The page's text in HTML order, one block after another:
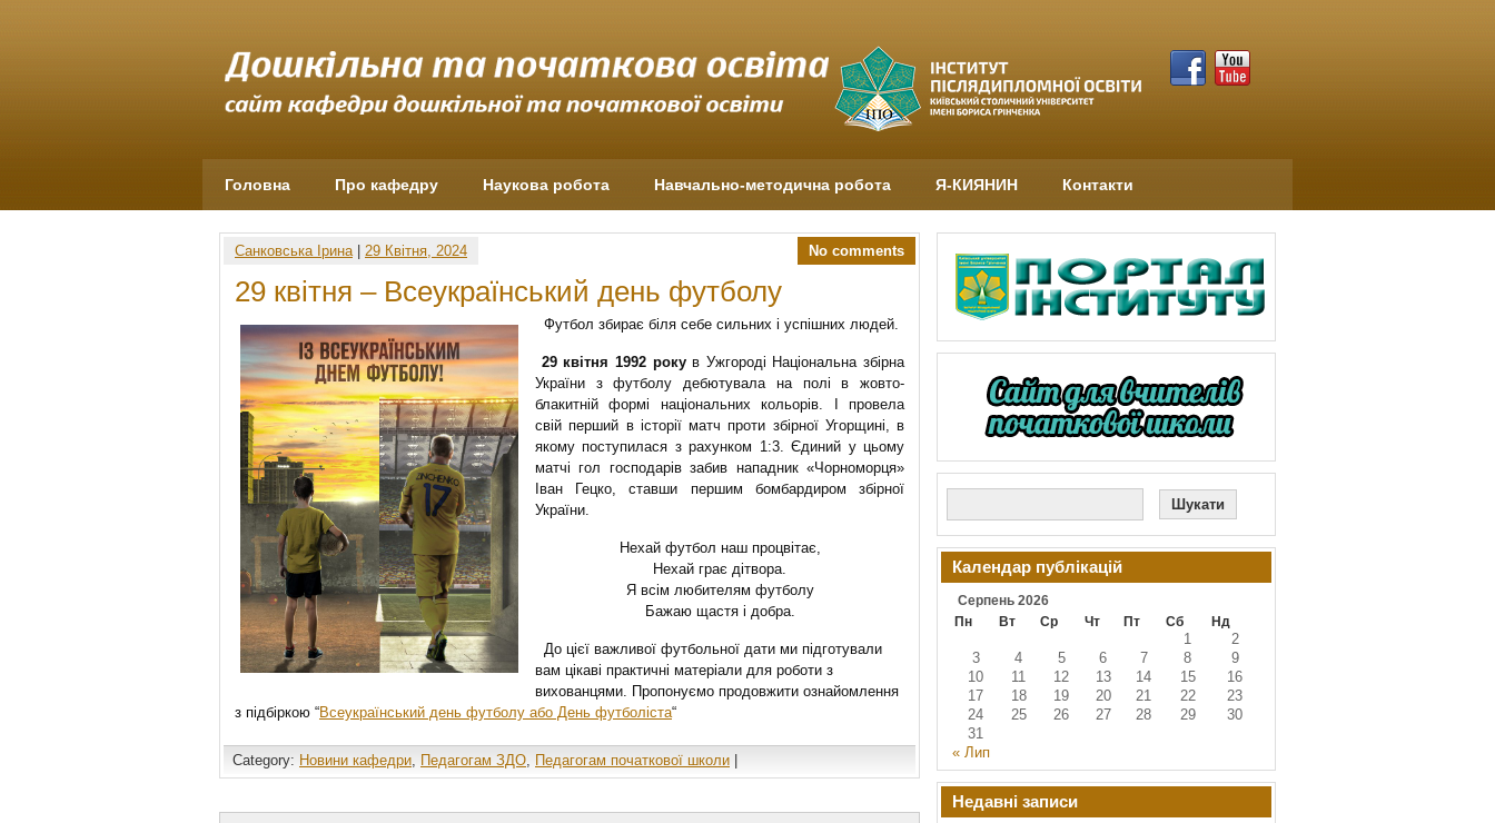
Головна Про кафедру Наукова робота Навчально-методична робота Я-КИЯНИН Контакти
Санковська Ірина| 29 Квітня, 2024 No comments
29 квітня – Всеукраїнський день футболу
Футбол збирає біля себе сильних і успішних людей.
29 квітня 1992 рокув Ужгороді Національна збірна
України з футболу дебютувала на полі в жовто-
блакитній формі національних кольорів. І провела
свій перший в історії матч проти збірної Угорщині, в
якому поступилася з рахунком 1:3. Єдиний у цьому
матчі гол господарів забив нападник «Чорноморця»
Іван Гецко, ставши першим бомбардиром збірної
України.
Нехай футбол наш процвітає,
Нехай грає дітвора.
Я всім любителям футболу
Бажаю щастя і добра.
До цієї важливої футбольної дати ми підготували
вам цікаві практичні матеріали для роботи з
вихованцями. Пропонуємо продовжити ознайомлення
з підбіркою “Всеукраїнський день футболу або День футболіста“
Category: Новини кафедри, Педагогам ЗДО, Педагогам початкової школи
Календар публікацій
Серпень 2026
Пн
Вт Ср Чт Пт Сб Нд
1
2
3
4 5 6 7 8
9
10
11 12 13 14 15
16
17
18 19 20 21 22
23
24
25 26 27 28 29
30
31
« Лип
Недавні записи